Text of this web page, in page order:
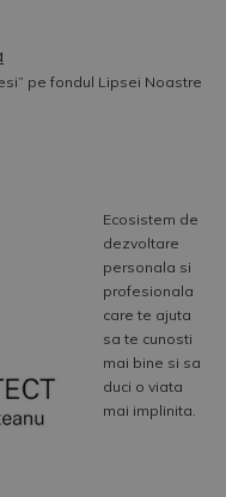
pe fondul Lipsei Noastre
Ecosistem de
dezvoltare
personala si
profesionala
care te ajuta
sa te cunosti
mai bine si sa
duci o viata
mai implinita.